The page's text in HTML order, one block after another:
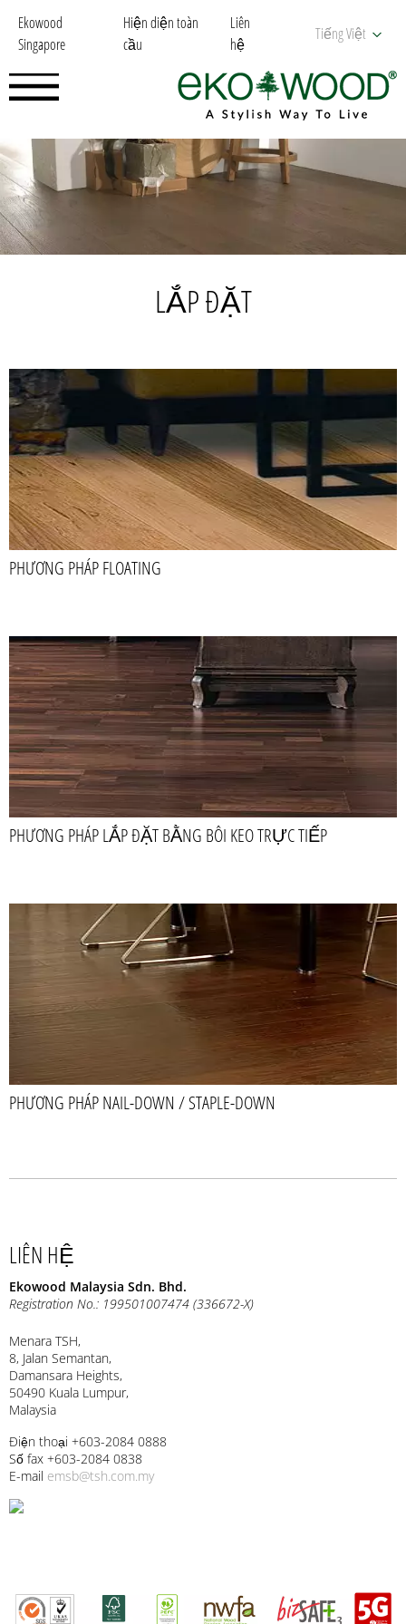
Ekowood
Singapore
Hiện diện toàn
cầu
Liên
hệ
Tiếng Việt
LẮP ĐẶT
PHƯƠNG PHÁP FLOATING
PHƯƠNG PHÁP LẮP ĐẶT BẰNG BÔI KEO TRỰC TIẾP
PHƯƠNG PHÁP NAIL-DOWN / STAPLE-DOWN
LIÊN HỆ
Ekowood Malaysia Sdn. Bhd.
Registration No.: 199501007474 (336672-X)
Menara TSH,
8, Jalan Semantan,
Damansara Heights,
50490 Kuala Lumpur,
Malaysia
Điện thoại +603-2084 0888
Số fax +603-2084 0838
E-mail emsb@tsh.com.my